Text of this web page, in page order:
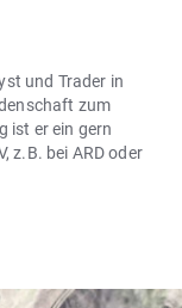
und Trader in
zum
ist er ein gern
z.B. bei ARD oder